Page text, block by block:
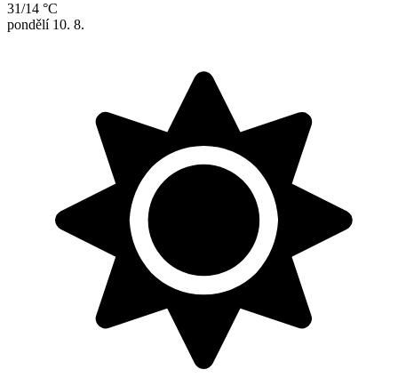
31/14 °C
pondělí 10. 8.